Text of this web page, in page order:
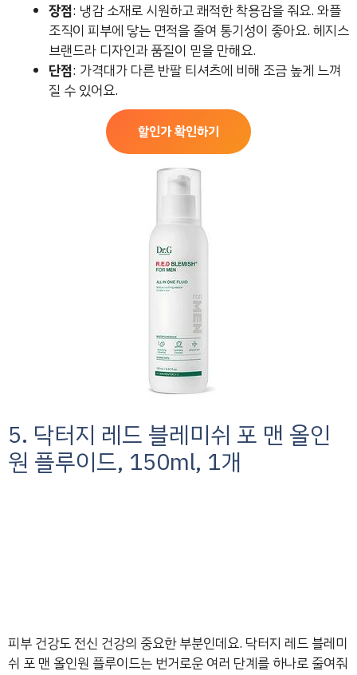
장점: 냉감 소재로 시원하고 쾌적한 착용감을 줘요. 와플
조직이 피부에 닿는 면적을 줄여 통기성이 좋아요. 헤지스
브랜드라 디자인과 품질이 믿을 만해요.
단점: 가격대가 다른 반팔 티셔츠에 비해 조금 높게 느껴
질 수 있어요.
할인가 확인하기
5. 닥터지 레드 블레미쉬 포 맨 올인
원 플루이드, 150ml, 1개
피부 건강도 전신 건강의 중요한 부분인데요. 닥터지 레드 블레미
쉬 포 맨 올인원 플루이드는 번거로운 여러 단계를 하나로 줄여줘